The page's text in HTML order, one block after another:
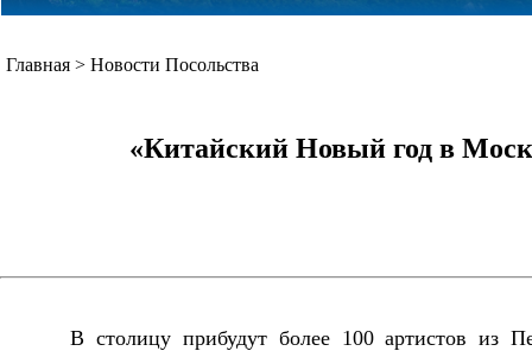
Главная > Новости Посольства
«Китайский Новый год в
В столицу прибудут более 100 артистов из